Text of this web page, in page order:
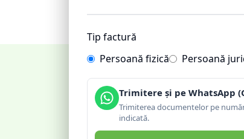
Tip factură
Persoană fizică
Persoană
Trimitere și pe WhatsApp
Trimiterea documentelor pe
indicată.